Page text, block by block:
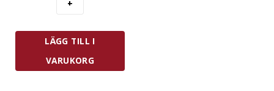
LÄGG TILL I
VARUKORG